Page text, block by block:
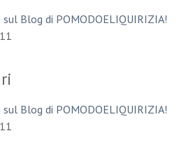
sul Blog di POMODOELIQUIRIZIA!
sul Blog di POMODOELIQUIRIZIA!